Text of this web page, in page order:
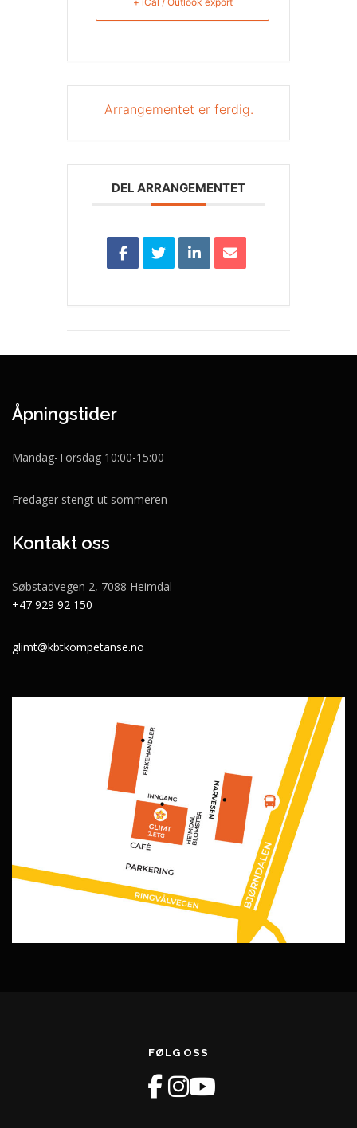
Arrangementet er ferdig.
DEL ARRANGEMENTET
Åpningstider
Mandag-Torsdag 10:00-15:00
Fredager stengt ut sommeren
Kontakt oss
Søbstadvegen 2, 7088 Heimdal
+47 929 92 150
glimt@kbtkompetanse.no
FØLG OSS